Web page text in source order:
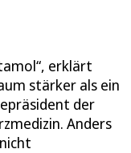
erklärt
stärker als ein
der
Anders